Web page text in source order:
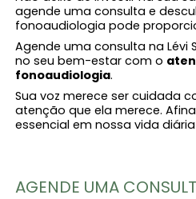
agende uma consulta e
fonoaudiologia pode
Agende uma consulta na Lévi
no seu bem-estar com o
fonoaudiologia​.
Sua voz merece ser cuidada
atenção que ela merece.
essencial em nossa vida
AGENDE UMA